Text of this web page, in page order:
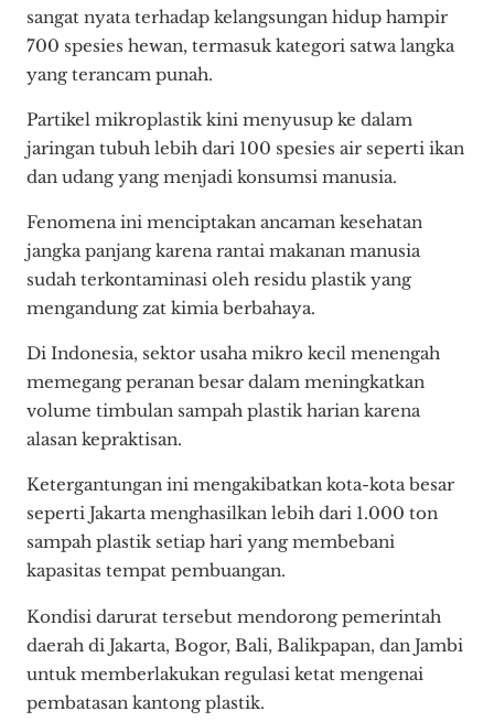
sangat nyata terhadap kelangsungan hidup hampir
700 spesies hewan, termasuk kategori satwa langka
yang terancam punah.
Partikel mikroplastik kini menyusup ke dalam
jaringan tubuh lebih dari 100 spesies air seperti ikan
dan udang yang menjadi konsumsi manusia.
Fenomena ini menciptakan ancaman kesehatan
jangka panjang karena rantai makanan manusia
sudah terkontaminasi oleh residu plastik yang
mengandung zat kimia berbahaya.
Di Indonesia, sektor usaha mikro kecil menengah
memegang peranan besar dalam meningkatkan
volume timbulan sampah plastik harian karena
alasan kepraktisan.
Ketergantungan ini mengakibatkan kota-kota besar
seperti Jakarta menghasilkan lebih dari 1.000 ton
sampah plastik setiap hari yang membebani
kapasitas tempat pembuangan.
Kondisi darurat tersebut mendorong pemerintah
daerah di Jakarta, Bogor, Bali, Balikpapan, dan Jambi
untuk memberlakukan regulasi ketat mengenai
pembatasan kantong plastik.